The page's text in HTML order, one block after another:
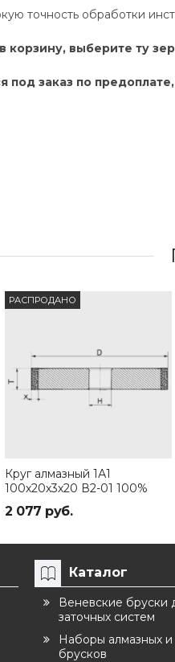
точность обработки
выберите ту
под заказ по
РАСПРОДАНО
Круг алмазный 1А1
100х20х3х20 В2-01 100%
2 077 руб.
Каталог
Веневские бруски
заточных систем
Наборы алмазных
брусков